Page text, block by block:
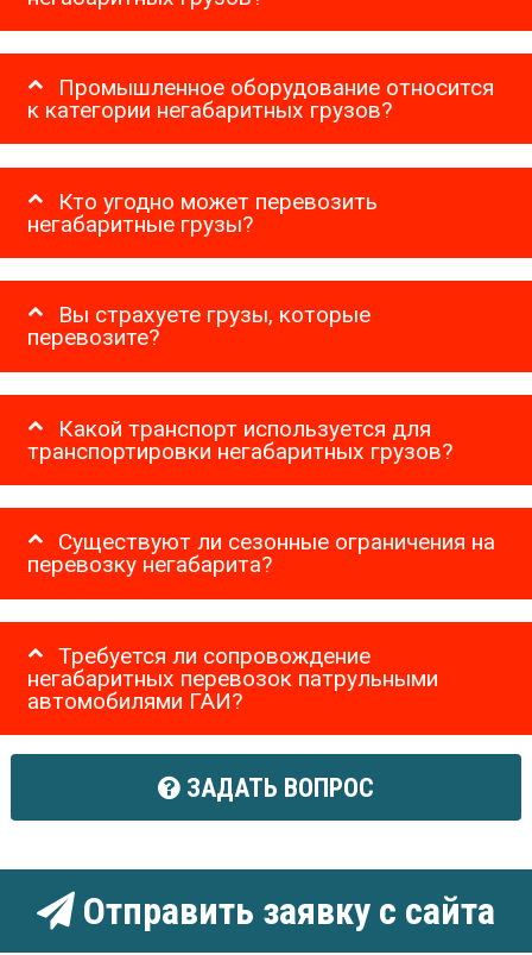
Промышленное оборудование относится
к категории негабаритных грузов?
Кто угодно может перевозить
негабаритные грузы?
Вы страхуете грузы, которые
перевозите?
Какой транспорт используется для
транспортировки негабаритных грузов?
Существуют ли сезонные ограничения на
перевозку негабарита?
Требуется ли сопровождение
негабаритных перевозок патрульными
автомобилями ГАИ?
ЗАДАТЬ ВОПРОС
Отправить заявку с сайта